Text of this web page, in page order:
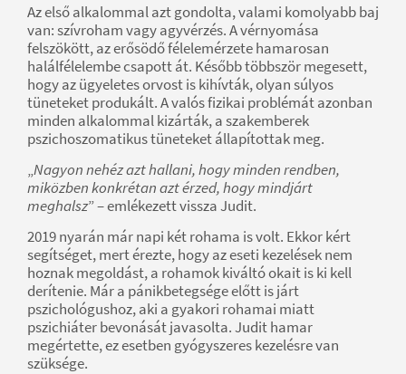
Az első alkalommal azt gondolta, valami komolyabb baj
van: szívroham vagy agyvérzés. A vérnyomása
felszökött, az erősödő félelemérzete hamarosan
halálfélelembe csapott át. Később többször megesett,
hogy az ügyeletes orvost is kihívták, olyan súlyos
tüneteket produkált. A valós fizikai problémát azonban
minden alkalommal kizárták, a szakemberek
pszichoszomatikus tüneteket állapítottak meg.
„Nagyon nehéz azt hallani, hogy minden rendben,
miközben konkrétan azt érzed, hogy mindjárt
meghalsz” – emlékezett vissza Judit.
2019 nyarán már napi két rohama is volt. Ekkor kért
segítséget, mert érezte, hogy az eseti kezelések nem
hoznak megoldást, a rohamok kiváltó okait is ki kell
derítenie. Már a pánikbetegsége előtt is járt
pszichológushoz, aki a gyakori rohamai miatt
pszichiáter bevonását javasolta. Judit hamar
megértette, ez esetben gyógyszeres kezelésre van
szüksége.